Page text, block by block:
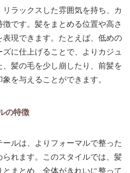
ラックスした雰囲気を持ち、カ
です。髪をまとめる位置や高さ
現できます。たとえば、低めの
に仕上げることで、よりカジュ
髪の毛を少し崩したり、前髪を
を与えることができます。
の特徴
ルは、よりフォーマルで整った
れます。このスタイルでは、髪
まとめ、全体がきれいに整って